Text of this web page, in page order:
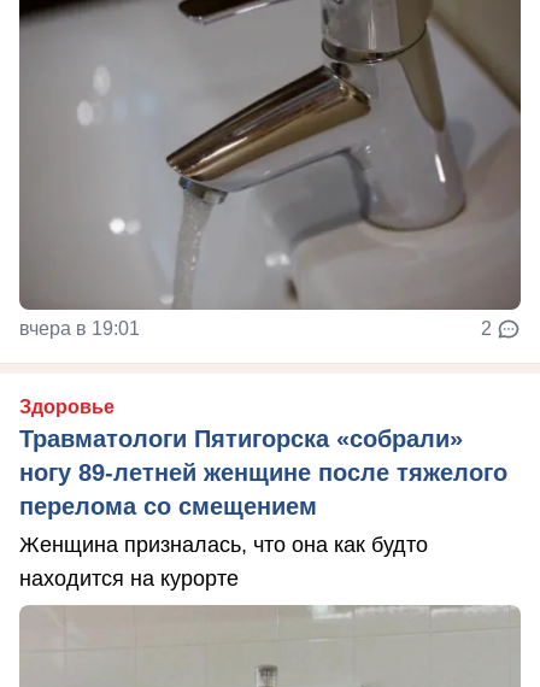
вчера в 19:01 2
Здоровье
Травматологи Пятигорска «собрали»
ногу 89-летней женщине после тяжелого
перелома со смещением
Женщина призналась, что она как будто
находится на курорте